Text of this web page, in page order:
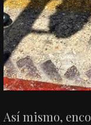
Así mismo,